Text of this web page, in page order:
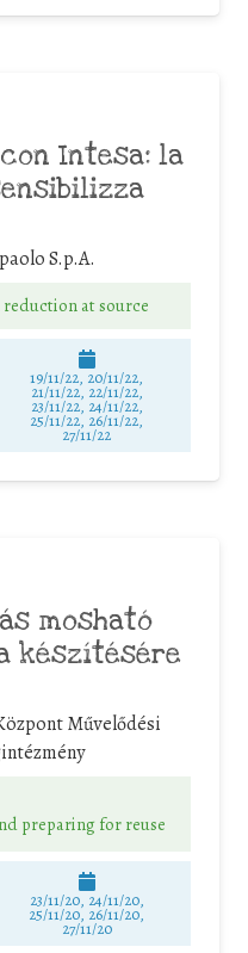
Intesa: la
S.p.A.
at source
19/11/22, 20/11/22,
21/11/22, 22/11/22,
23/11/22, 24/11/22,
25/11/22, 26/11/22,
27/11/22
mosható
készítésére
Művelődési
preparing for reuse
23/11/20, 24/11/20,
25/11/20, 26/11/20,
27/11/20